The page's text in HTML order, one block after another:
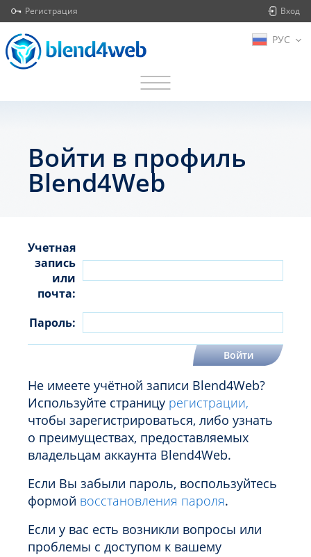
Регистрация Вход
РУС
Войти в профиль
Blend4Web
Учетная
запись
или
почта:
Пароль:
Не имеете учётной записи Blend4Web?
Используйте страницу регистрации,
чтобы зарегистрироваться, либо узнать
о преимуществах, предоставляемых
владельцам аккаунта Blend4Web.
Если Вы забыли пароль, воспользуйтесь
формой восстановления пароля.
Если у вас есть возникли вопросы или
проблемы с доступом к вашему